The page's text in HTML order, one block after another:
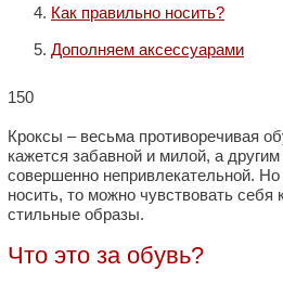
Как правильно носить?
Дополняем аксессуарами
150
Кроксы – весьма противоречивая
кажется забавной и милой, а
совершенно непривлекательной.
носить, то можно чувствовать себя
стильные образы.
Что это за обувь?